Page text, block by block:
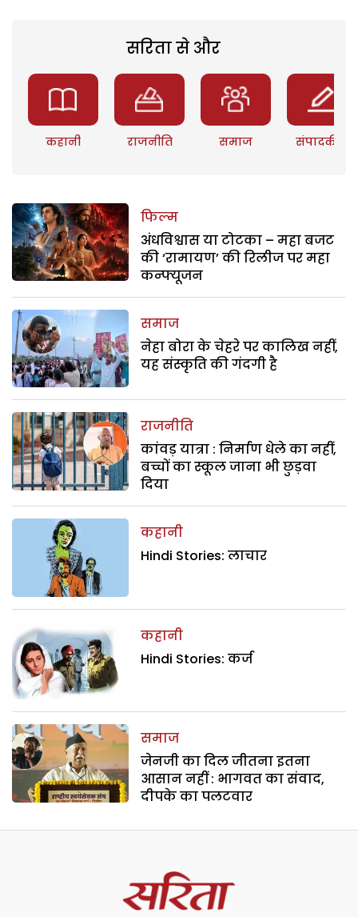
सरिता से और
कहानी राजनीति समाज संपादकीय
फिल्म
अंधविश्वास या टोटका – महा बजट
की ‘रामायण’ की रिलीज पर महा
कन्फ्यूजन
समाज
नेहा बोरा के चेहरे पर कालिख नहीं,
यह संस्कृति की गंदगी है
राजनीति
कांवड़ यात्रा : निर्माण धेले का नहीं,
बच्चों का स्कूल जाना भी छुड़वा
दिया
कहानी
Hindi Stories: लाचार
कहानी
Hindi Stories: कर्ज
समाज
जेनजी का दिल जीतना इतना
आसान नहीं : भागवत का संवाद,
दीपके का पलटवार